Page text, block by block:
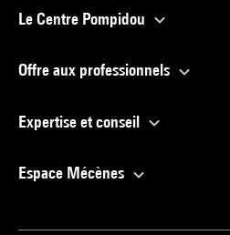
Le Centre Pompidou
Offre aux professionnels
Expertise et conseil
Espace Mécènes